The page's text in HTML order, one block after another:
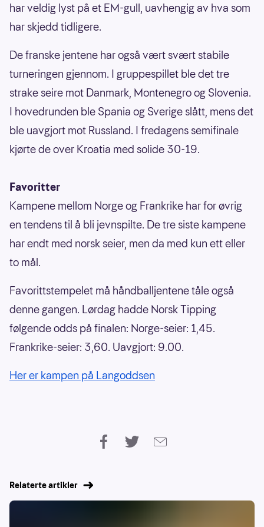
har veldig lyst på et EM-gull, uavhengig av hva som
har skjedd tidligere.
De franske jentene har også vært svært stabile
turneringen gjennom. I gruppespillet ble det tre
strake seire mot Danmark, Montenegro og Slovenia.
I hovedrunden ble Spania og Sverige slått, mens det
ble uavgjort mot Russland. I fredagens semifinale
kjørte de over Kroatia med solide 30-19.
Favoritter
Kampene mellom Norge og Frankrike har for øvrig
en tendens til å bli jevnspilte. De tre siste kampene
har endt med norsk seier, men da med kun ett eller
to mål.
Favorittstempelet må håndballjentene tåle også
denne gangen. Lørdag hadde Norsk Tipping
følgende odds på finalen: Norge-seier: 1,45.
Frankrike-seier: 3,60. Uavgjort: 9.00.
Her er kampen på Langoddsen
Relaterte artikler